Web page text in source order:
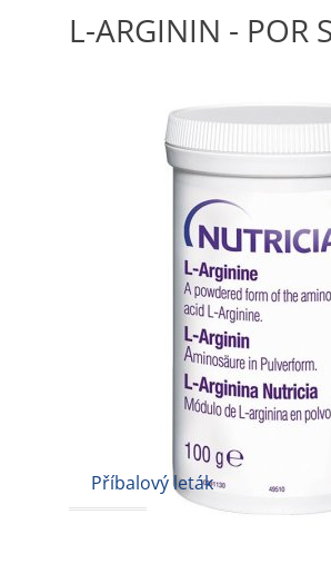
L-ARGININ - POR
Příbalový leták